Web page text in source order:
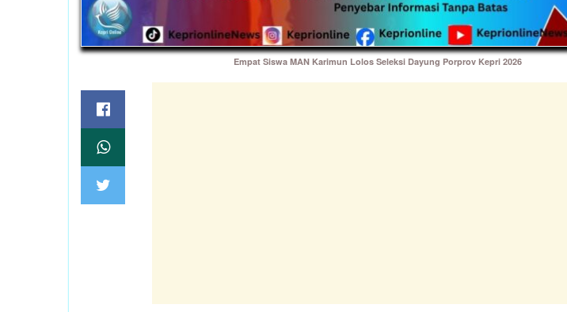
Empat Siswa MAN Karimun Lolos Seleksi Dayung Porprov Kepri 2026